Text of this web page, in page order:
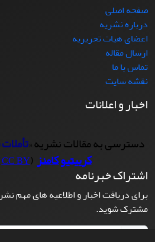
صفحه اصلی
درباره نشریه
اعضای هیات تحریریه
ارسال مقاله
تماس با ما
نقشه سایت
اخبار و اعلانات
دسترسی به مقالات نشریه «
کرییتیو کامنز(
CC BY
اشتراک خبرنامه
برای دریافت اخبار و اطلاعیه های مهم
مشترک شوید.